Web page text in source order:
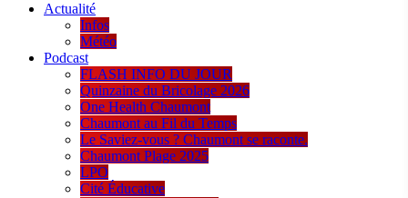
Actualité
Infos
Météo
Podcast
FLASH INFO DU JOUR
Quinzaine du Bricolage 2026
One Health Chaumont
Chaumont au Fil du Temps
Le Saviez-vous ? Chaumont se raconte.
Chaumont Plage 2025
LPO
Cité Éducative